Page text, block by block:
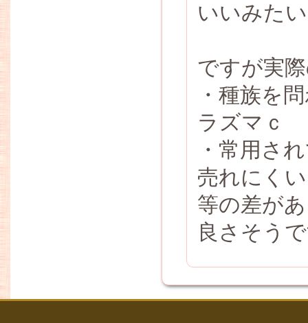
いいみた
ですが実
・種族を
ラズマｃ
・常用さ
売れにく
等の差が
良さそう